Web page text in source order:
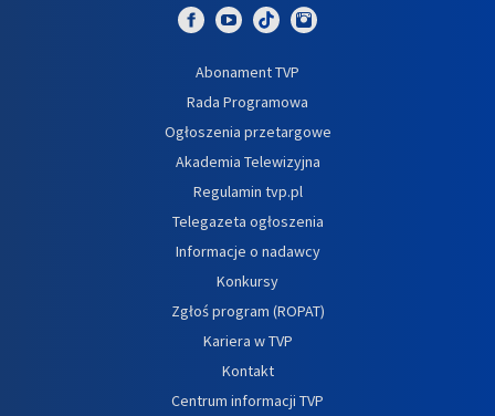
Abonament TVP
Rada Programowa
Ogłoszenia przetargowe
Akademia Telewizyjna
Regulamin tvp.pl
Telegazeta ogłoszenia
Informacje o nadawcy
Konkursy
Zgłoś program (ROPAT)
Kariera w TVP
Kontakt
Centrum informacji TVP